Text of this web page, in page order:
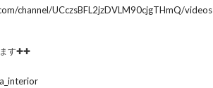
channel/UCczsBFL2jzDVLM90cjgTHmQ/videos
す✚✚